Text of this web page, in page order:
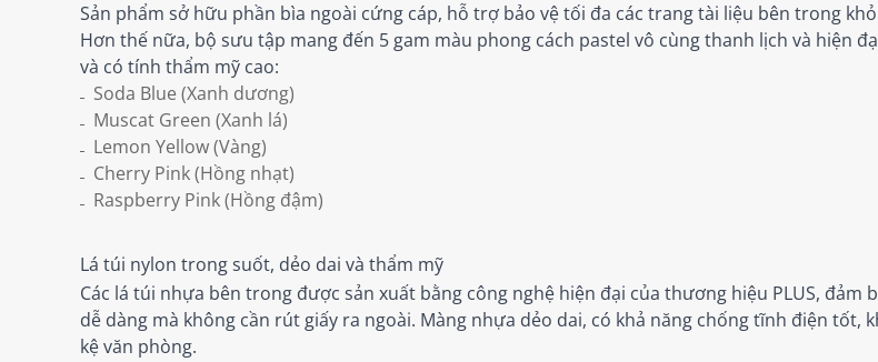
Sản phẩm sở hữu phần bìa ngoài cứng cáp, hỗ trợ bảo vệ tối đa các trang tài liệu bên trong
Hơn thế nữa, bộ sưu tập mang đến 5 gam màu phong cách pastel vô cùng thanh lịch và hiện
và có tính thẩm mỹ cao:
Soda Blue (Xanh dương)
Muscat Green (Xanh lá)
Lemon Yellow (Vàng)
Cherry Pink (Hồng nhạt)
Raspberry Pink (Hồng đậm)
Lá túi nylon trong suốt, dẻo dai và thẩm mỹ
Các lá túi nhựa bên trong được sản xuất bằng công nghệ hiện đại của thương hiệu PLUS,
dễ dàng mà không cần rút giấy ra ngoài. Màng nhựa dẻo dai, có khả năng chống tĩnh điện
kệ văn phòng.